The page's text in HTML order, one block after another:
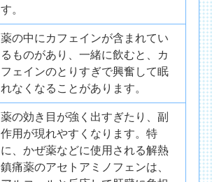
す。
薬の中にカフェインが含まれてい
るものがあり、一緒に飲むと、カ
フェインのとりすぎで興奮して眠
れなくなることがあります。
薬の効き目が強く出すぎたり、副
作用が現れやすくなります。特
に、かぜ薬などに使用される解熱
鎮痛薬のアセトアミノフェンは、